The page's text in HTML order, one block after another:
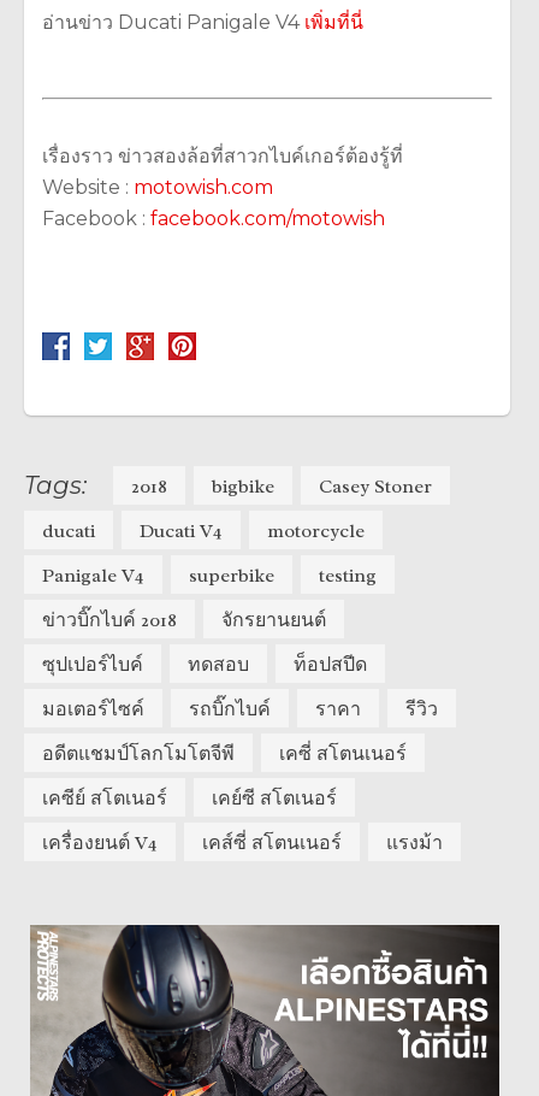
อ่านข่าว Ducati Panigale V4 เพิ่มที่นี่
เรื่องราว ข่าวสองล้อที่สาวกไบค์เกอร์ต้องรู้ที่
Website : motowish.com
Facebook : facebook.com/motowish
Tags: 2018 bigbike
Casey Stoner
ducati
Ducati V4
motorcycle
Panigale V4
superbike
testing
ข่าวบิ๊กไบค์ 2018
จักรยานยนต์
ซุปเปอร์ไบค์
ทดสอบ
ท็อปสปีด
มอเตอร์ไซค์
รถบิ๊กไบค์ ราคา
รีวิว
อดีตแชมป์โลกโมโตจีพี
เคซี่ สโตนเนอร์
เคซีย์ สโตเนอร์
เคย์ซี สโตเนอร์
เครื่องยนต์ V4
เคส์ซี่ สโตนเนอร์ แรงม้า